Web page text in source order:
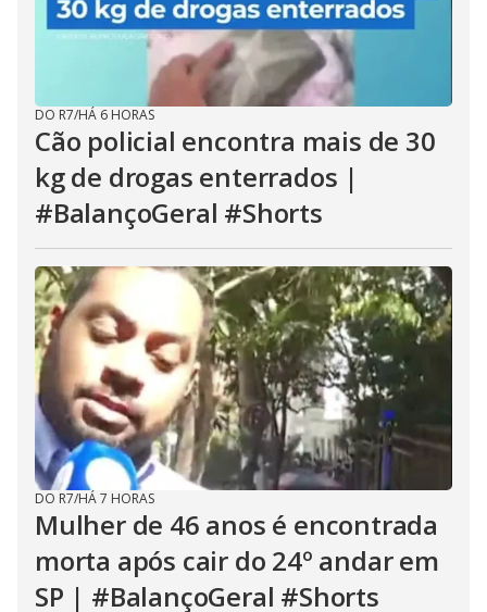
DO R7/HÁ 6 HORAS
Cão policial encontra mais de 30
kg de drogas enterrados |
#BalançoGeral #Shorts
DO R7/HÁ 7 HORAS
Mulher de 46 anos é encontrada
morta após cair do 24º andar em
SP | #BalançoGeral #Shorts